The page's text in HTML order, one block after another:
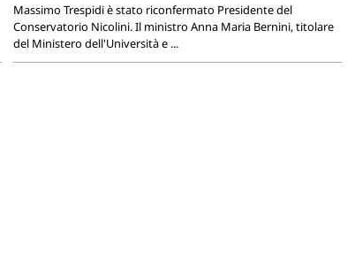
Massimo Trespidi è stato riconfermato Presidente del
Conservatorio Nicolini. Il ministro Anna Maria Bernini, titolare
del Ministero dell'Università e ...